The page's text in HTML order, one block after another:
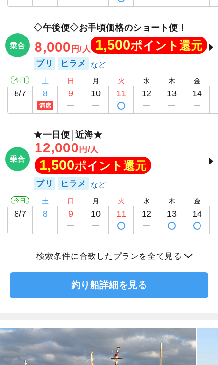
乗合
◇午後便◇お手頃価格のショート便！
8,000 円/人 1,500ポイント還元
ブリ ヒラメ
今日
8/7
土
8
満席
日
9
月
10
火
11
水
12
木
13
金
14
乗合
★一日便│近海★
12,000 円/人
1,500ポイント還元
ブリ ヒラメ
今日
8/7
土
8
日
9
月
10
火
11
水
12
木
13
金
14
検索条件に合致したプランを全て見る
釣り船詳細を見る